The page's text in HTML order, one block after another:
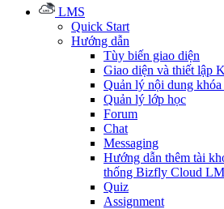
LMS
Quick Start
Hướng dẫn
Tùy biến giao diện
Giao diện và thiết lập
Quản lý nội dung khóa
Quản lý lớp học
Forum
Chat
Messaging
Hướng dẫn thêm tài
thống Bizfly Cloud
Quiz
Assignment